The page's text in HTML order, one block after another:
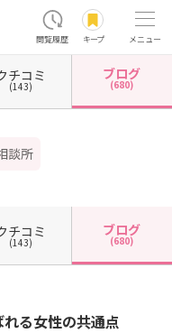
閲覧履歴 キープ メニュー
港区南青山 サンマリー東京 カウン
談所
チコミ
(143)
ブログ
(680)
チコミ
(143)
ブログ
(680)
る女性の共通点